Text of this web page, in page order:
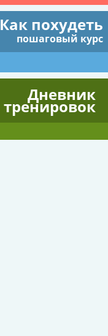
Как похудеть
пошаговый курс
Дневник
тренировок